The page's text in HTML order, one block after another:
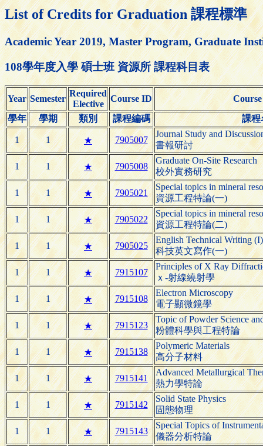
List of Credits for Graduation 課程標準
Academic Year 2019, Master Program, Graduate
108學年度入學 碩士班 資源所 課程科目表
Year Semester
Required
Elective
Course ID
學年
學期 類別 課程編碼 課程
1 1 ★ 7905007
Journal Study and
書報研討
1 1 ★ 7905008
Graduate On-Site Research
校外實務研究
1 1 ★ 7905021
Special topics in mineral
資源工程特論(一)
1 1 ★ 7905022
Special topics in mineral
資源工程特論(二)
1 1 ★ 7905025
English Technical Writing (I)
科技英文寫作(一)
1 1 ★ 7915107
Principles of X Ray
ｘ-射線繞射學
1 1 ★ 7915108
Electron Microscopy
電子顯微鏡學
1 1 ★ 7915123
Topic of Powder Science
粉體科學與工程特論
1 1 ★ 7915138
Polymeric Materials
高分子材料
1 1 ★ 7915141
Advanced Metallurgical
熱力學特論
1 1 ★ 7915142
Solid State Physics
固態物理
1 1 ★ 7915143
Special Topics of
儀器分析特論